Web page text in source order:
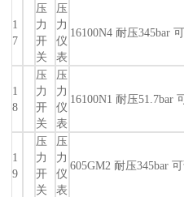
1
7
压
力
开
关
压
力
仪
表
16100N4 耐压345bar
1
8
压
力
开
关
压
力
仪
表
16100N1 耐压51.7bar
1
9
压
力
开
关
压
力
仪
表
605GM2 耐压345bar